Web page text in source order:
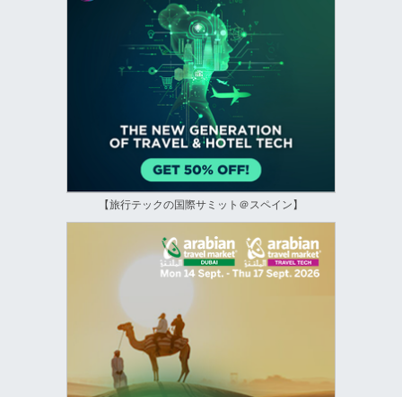
【旅行テックの国際サミット＠スペイン】